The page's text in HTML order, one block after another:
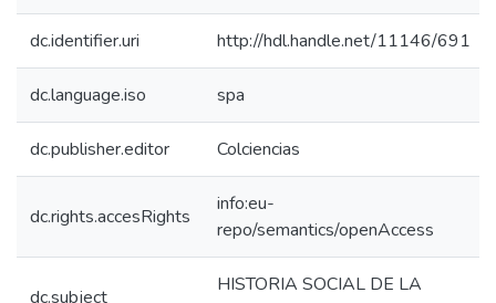
dc.identifier.uri http://hdl.handle.net/11146/691
dc.language.iso spa
dc.publisher.editor Colciencias
dc.rights.accesRights
info:eu-
repo/semantics/openAccess
dc.subject
HISTORIA SOCIAL DE LA